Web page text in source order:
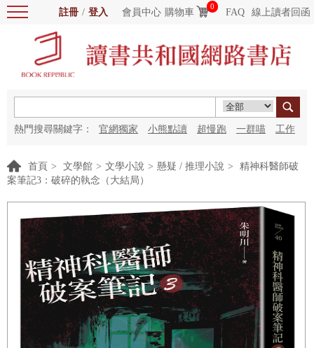
註冊 / 登入 會員中心 購物車
0
FAQ 線上讀者回函
熱門搜尋關鍵字： 官網獨家 小熊點讀 超慢跑 一群喵 工作
首頁 > 文學館 > 文學小說 > 懸疑 / 推理小說 >
精神科醫師破
案筆記3：破碎的執念（大結局）